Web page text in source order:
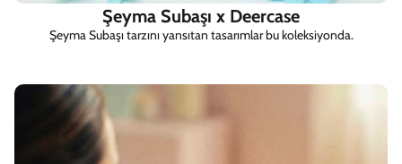
Şeyma Subaşı x Deercase
Şeyma Subaşı tarzını yansıtan tasarımlar bu koleksiyonda.